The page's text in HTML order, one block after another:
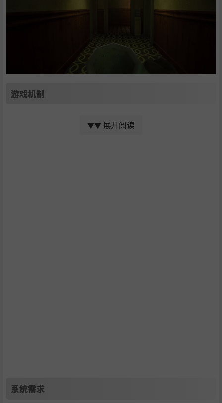
游戏机制
代的科幻风格和丰富的角色进程。最多6名玩家可以选择他
▼▼ 展开阅读
系统需求